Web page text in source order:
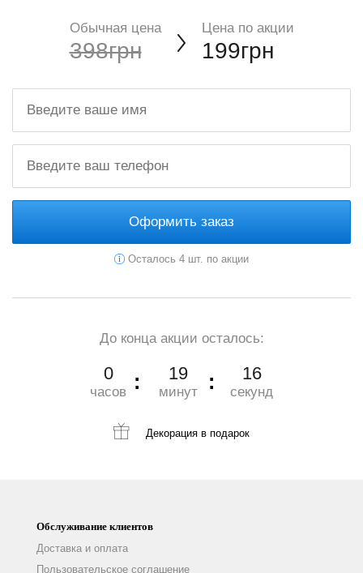
Обычная цена
398грн
Цена по акции
199грн
Оформить заказ
Осталось 4 шт. по акции
До конца акции осталось:
0
часов
19
минут
16
секунд
Декорация в подарок
Обслуживание клиентов
Доставка и оплата
Пользовательское соглашение